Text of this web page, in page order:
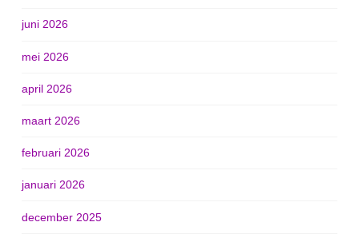
juni 2026
mei 2026
april 2026
maart 2026
februari 2026
januari 2026
december 2025